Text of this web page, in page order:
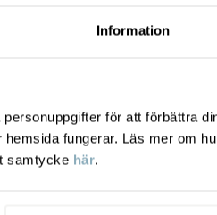
Information
för att förbättra
fungerar. Läs mer om
samtycke här.